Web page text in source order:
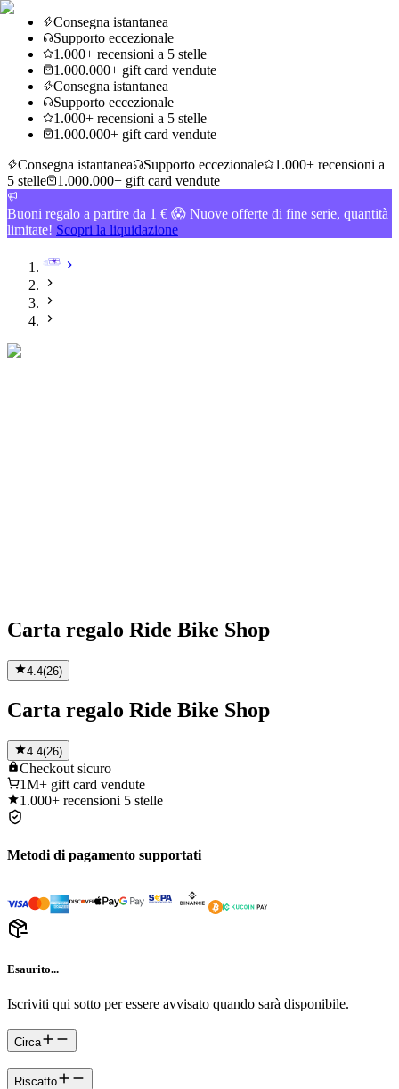
Consegna istantanea
Supporto eccezionale
1.000+ recensioni a 5 stelle
1.000.000+ gift card vendute
Consegna istantanea
Supporto eccezionale
1.000+ recensioni a 5 stelle
1.000.000+ gift card vendute
Consegna istantanea
Supporto eccezionale
1.000+ recensioni a
5 stelle
1.000.000+ gift card vendute
Buoni regalo a partire da 1 € 😱 Nuove offerte di fine serie, quantità
limitate! Scopri la liquidazione
Carta regalo Ride Bike Shop
4.4(26)
Carta regalo Ride Bike Shop
4.4(26)
Checkout sicuro
1M+ gift card vendute
1.000+ recensioni 5 stelle
Metodi di pagamento supportati
Esaurito...
Iscriviti qui sotto per essere avvisato quando sarà disponibile.
Circa
Riscatto